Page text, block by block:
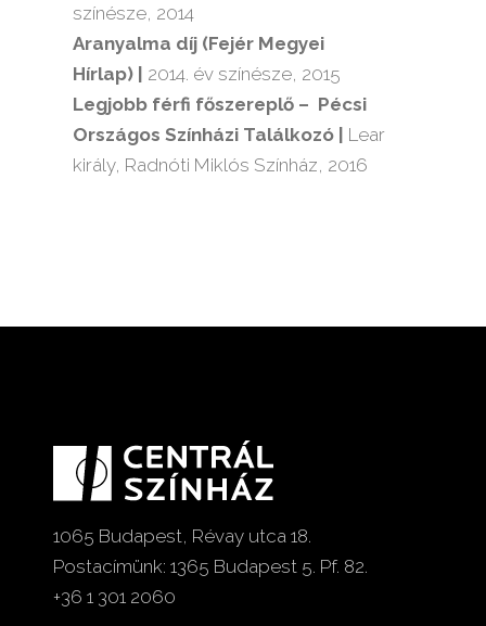
színésze, 2014
Aranyalma díj (Fejér Megyei
Hírlap) |
2014. év színésze, 2015
Legjobb férfi főszereplő – Pécsi
Országos Színházi Találkozó |
Lear
király, Radnóti Miklós Színház, 2016
1065 Budapest, Révay utca 18.
Postacímünk: 1365 Budapest 5. Pf. 82.
+36 1 301 2060